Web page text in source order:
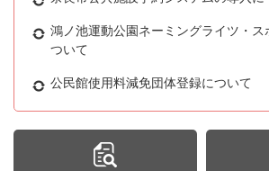
鴻ノ池運動公園ネーミングライツ・ス
ついて
公民館使用料減免団体登録について